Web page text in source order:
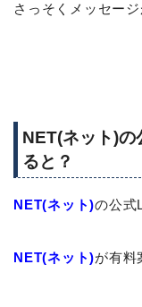
さっそくメッセー
NET(ネット)
ると？
NET(ネット)の公式
NET(ネット)が有料